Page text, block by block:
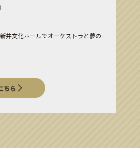
井文化ホールでオーケストラと夢の
ちら